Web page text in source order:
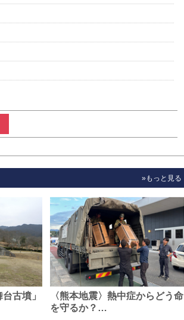
»もっと見る
古墳」
〈熊本地震〉熱中症からどう命
を守るか？…